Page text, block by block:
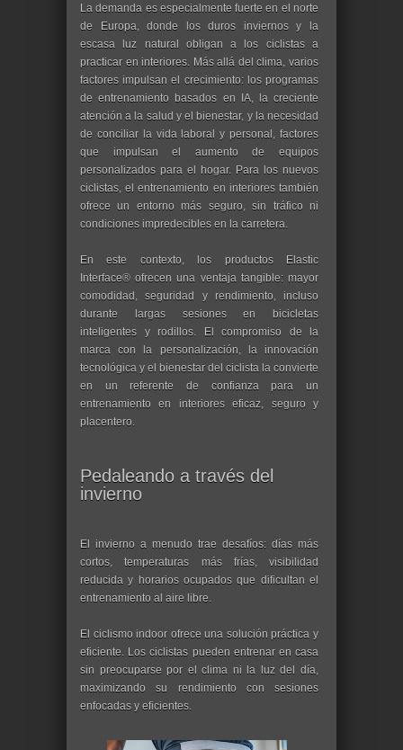
La demanda es especialmente fuerte en el norte
de Europa, donde los duros inviernos y la
escasa luz natural obligan a los ciclistas a
practicar en interiores. Más allá del clima, varios
factores impulsan el crecimiento: los programas
de entrenamiento basados ​​en IA, la creciente
atención a la salud y el bienestar, y la necesidad
de conciliar la vida laboral y personal, factores
que impulsan el aumento de equipos
personalizados para el hogar. Para los nuevos
ciclistas, el entrenamiento en interiores también
ofrece un entorno más seguro, sin tráfico ni
condiciones impredecibles en la carretera.
En este contexto, los productos Elastic
Interface® ofrecen una ventaja tangible: mayor
comodidad, seguridad y rendimiento, incluso
durante largas sesiones en bicicletas
inteligentes y rodillos. El compromiso de la
marca con la personalización, la innovación
tecnológica y el bienestar del ciclista la convierte
en un referente de confianza para un
entrenamiento en interiores eficaz, seguro y
placentero.
Pedaleando a través del
invierno
El invierno a menudo trae desafíos: días más
cortos, temperaturas más frías, visibilidad
reducida y horarios ocupados que dificultan el
entrenamiento al aire libre.
El ciclismo indoor ofrece una solución práctica y
eficiente. Los ciclistas pueden entrenar en casa
sin preocuparse por el clima ni la luz del día,
maximizando su rendimiento con sesiones
enfocadas y eficientes.